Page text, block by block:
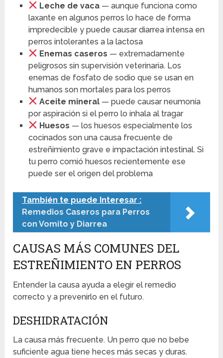
Leche de vaca— aunque funciona como
laxante en algunos perros lo hace de forma
impredecible y puede causar diarrea intensa en
perros intolerantes a la lactosa
Enemas caseros — extremadamente
peligrosos sin supervisión veterinaria. Los
enemas de fosfato de sodio que se usan en
humanos son mortales para los perros
Aceite mineral— puede causar neumonía
por aspiración si el perro lo inhala al tragar
Huesos — los huesos especialmente los
cocinados son una causa frecuente de
estreñimiento grave e impactación intestinal. Si
tu perro comió huesos recientemente ese
puede ser el origen del problema
También te puede Interesar :
Remedios Caseros para Perros
con Vomito y Diarrea
CAUSAS MÁS COMUNES DEL
ESTREÑIMIENTO EN PERROS
Entender la causa ayuda a elegir el remedio
correcto y a prevenirlo en el futuro.
DESHIDRATACIÓN
La causa más frecuente. Un perro que no bebe
suficiente agua tiene heces más secas y duras.